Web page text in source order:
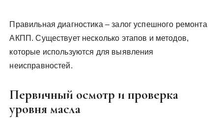
Правильная диагностика – залог успешного ремонта
АКПП. Существует несколько этапов и методов,
которые используются для выявления
неисправностей.
Первичный осмотр и проверка
уровня масла